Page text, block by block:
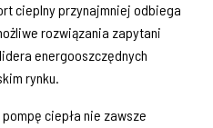
cieplny przynajmniej odbiega
rozwiązania zapytani
energooszczędnych
rynku.
ciepła nie zawsze